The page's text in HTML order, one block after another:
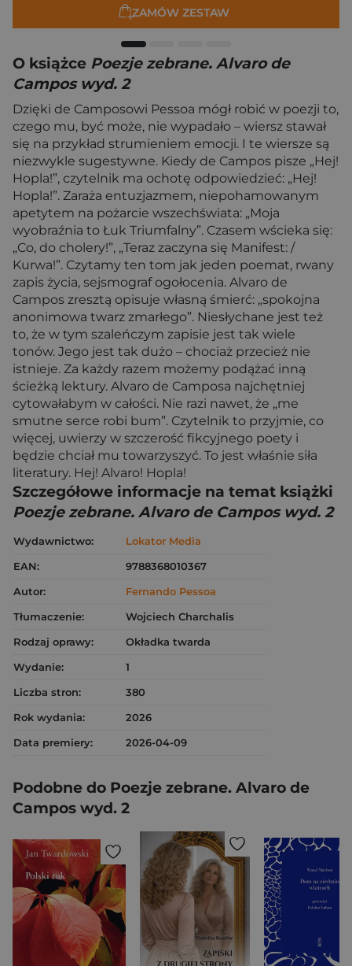
ZAMÓW ZESTAW
O książce Poezje zebrane. Alvaro de
Campos wyd. 2
Dzięki de Camposowi Pessoa mógł robić w poezji to,
czego mu, być może, nie wypadało – wiersz stawał
się na przykład strumieniem emocji. I te wiersze są
niezwykle sugestywne. Kiedy de Campos pisze „Hej!
Hopla!”, czytelnik ma ochotę odpowiedzieć: „Hej!
Hopla!”. Zaraża entuzjazmem, niepohamowanym
apetytem na pożarcie wszechświata: „Moja
wyobraźnia to Łuk Triumfalny”. Czasem wścieka się:
„Co, do cholery!”, „Teraz zaczyna się Manifest: /
Kurwa!”. Czytamy ten tom jak jeden poemat, rwany
zapis życia, sejsmograf ogołocenia. Alvaro de
Campos zresztą opisuje własną śmierć: „spokojna
anonimowa twarz zmarłego”. Niesłychane jest też
to, że w tym szaleńczym zapisie jest tak wiele
tonów. Jego jest tak dużo – chociaż przecież nie
istnieje. Za każdy razem możemy podążać inną
ścieżką lektury. Alvaro de Camposa najchętniej
cytowałabym w całości. Nie razi nawet, że „me
smutne serce robi bum”. Czytelnik to przyjmie, co
więcej, uwierzy w szczerość fikcyjnego poety i
będzie chciał mu towarzyszyć. To jest właśnie siła
literatury. Hej! Alvaro! Hopla!
Szczegółowe informacje na temat książki
Poezje zebrane. Alvaro de Campos wyd. 2
Wydawnictwo:
Lokator Media
EAN:
9788368010367
Autor:
Fernando Pessoa
Tłumaczenie:
Wojciech Charchalis
Rodzaj oprawy:
Okładka twarda
Wydanie:
1
Liczba stron:
380
Rok wydania:
2026
Data premiery:
2026-04-09
Podobne do Poezje zebrane. Alvaro de
Campos wyd. 2